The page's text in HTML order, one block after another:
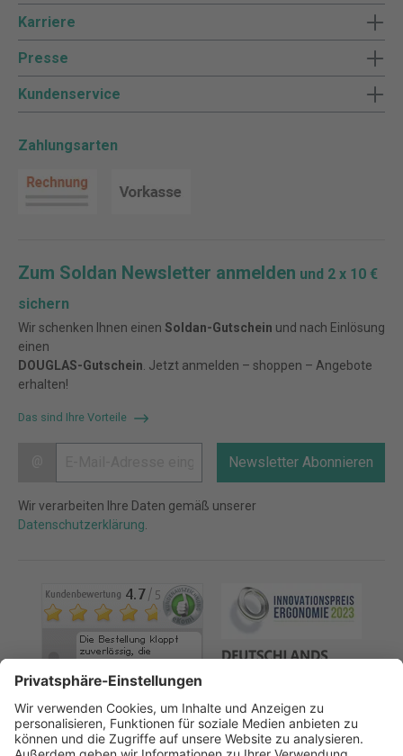
Karriere
Presse
Kundenservice
Zahlungsarten
Zum Soldan Newsletter anmelden und 2 x 10 €
sichern
Wir schenken Ihnen einen Soldan-Gutschein und nach Einlösung
einen
DOUGLAS-Gutschein . Jetzt anmelden – shoppen – Angebote
erhalten!
Das sind Ihre Vorteile
Newsletter Abonnieren
Wir verarbeiten Ihre Daten gemäß unserer
Datenschutzerklärung